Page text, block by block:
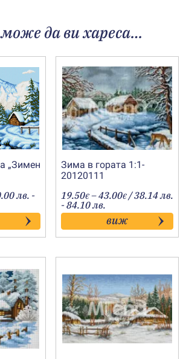
да ви хареса…
„Зимен
лв. -
Зима в гората 1:1-
20120111
19.50€ –43.00€Price
range:
19.50€
through
43.00€
/ 38.14 лв.
- 84.10 лв.
виж